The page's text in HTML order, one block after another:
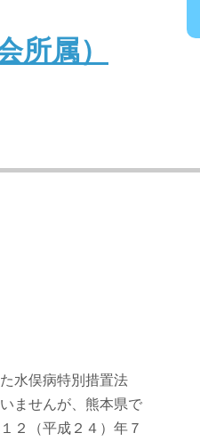
水俣病特別措置法
ませんが、熊本県で
２（平成２４）年７